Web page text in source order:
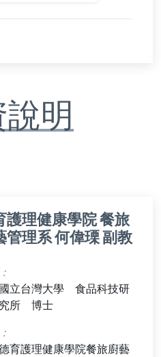
明
護理健康學院 餐旅
管理系 何偉瑮 副教
國立台灣大學 食品科技研
究所 博士
育護理健康學院餐旅廚藝